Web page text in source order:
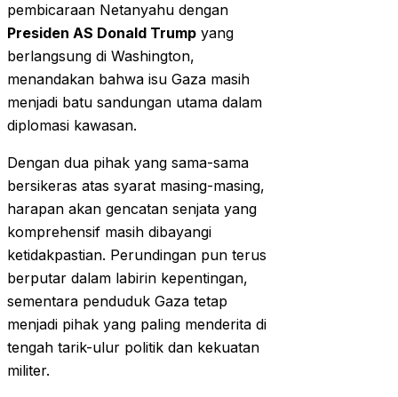
pembicaraan Netanyahu dengan
Presiden AS Donald Trump yang
berlangsung di Washington,
menandakan bahwa isu Gaza masih
menjadi batu sandungan utama dalam
diplomasi kawasan.
Dengan dua pihak yang sama-sama
bersikeras atas syarat masing-masing,
harapan akan gencatan senjata yang
komprehensif masih dibayangi
ketidakpastian. Perundingan pun terus
berputar dalam labirin kepentingan,
sementara penduduk Gaza tetap
menjadi pihak yang paling menderita di
tengah tarik-ulur politik dan kekuatan
militer.